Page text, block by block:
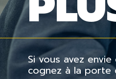
Si vous avez
cognez à la porte